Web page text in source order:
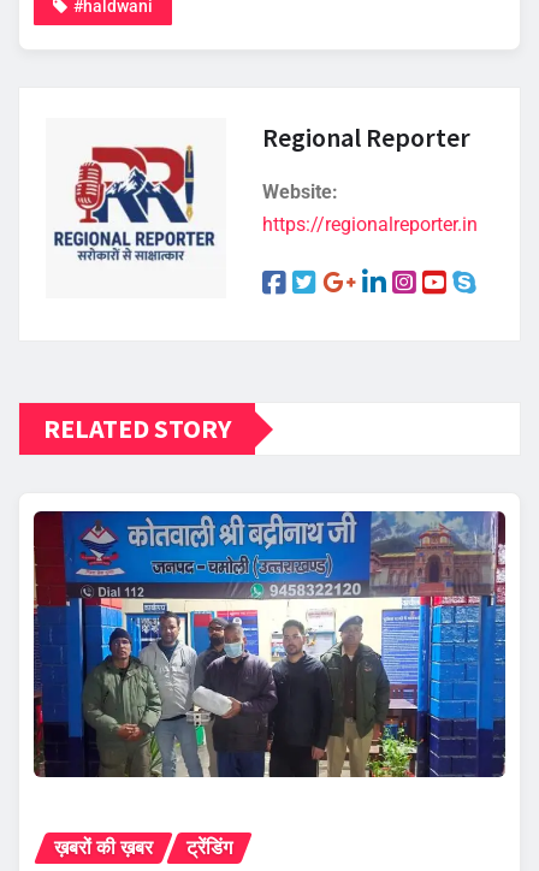
#haldwani
Regional Reporter
Website:
https://regionalreporter.in
RELATED STORY
ख़बरों की ख़बर ट्रेंडिंग